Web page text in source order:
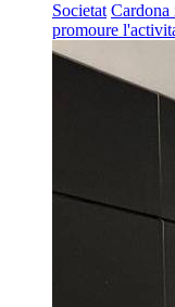
Societat Cardona
promoure